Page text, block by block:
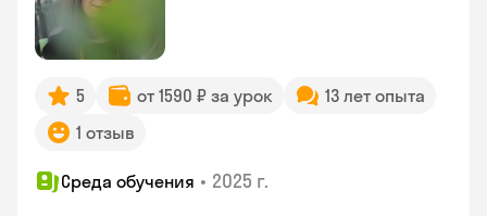
5 от 1590 ₽ за урок
13 лет опыта
1 отзыв
Среда обучения • 2025 г.